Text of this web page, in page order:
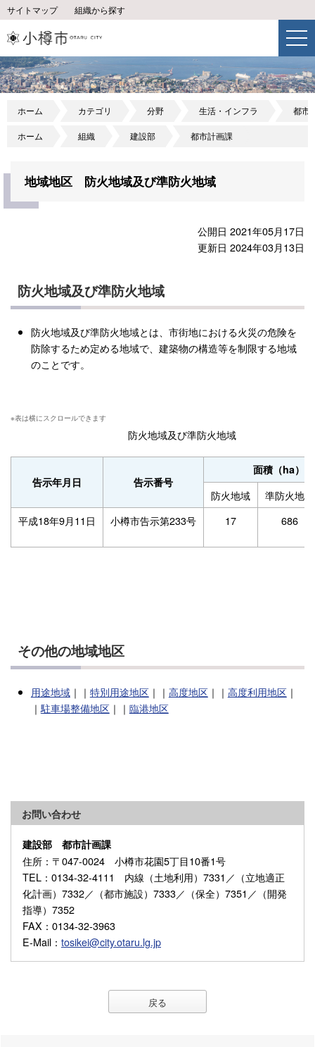
サイトマップ 組織から探す
ホーム カテゴリ 分野 生活・インフラ 都市
ホーム 組織 建設部 都市計画課
地域地区 防火地域及び準防火地域
公開日 2021年05月17日
更新日 2024年03月13日
防火地域及び準防火地域
防火地域及び準防火地域とは、市街地における火災の危険を
防除するため定める地域で、建築物の構造等を制限する地域
のことです。
防火地域及び準防火地域
告示年月日 告示番号
面積（ha）
防火地域
準防火地域
平成18年9月11日
小樽市告示第233号 17 686
その他の地域地区
用途地域｜｜ 特別用途地区｜｜ 高度地区｜｜ 高度利用地区｜
｜駐車場整備地区｜｜ 臨港地区
お問い合わせ
建設部 都市計画課
住所 ：〒047-0024 小樽市花園5丁目10番1号
TEL ：0134-32-4111 内線（土地利用）7331／（立地適正
化計画）7332／（都市施設）7333／（保全）7351／（開発
指導）7352
FAX ：0134-32-3963
E-Mail ： tosikei@city.otaru.lg.jp
戻る